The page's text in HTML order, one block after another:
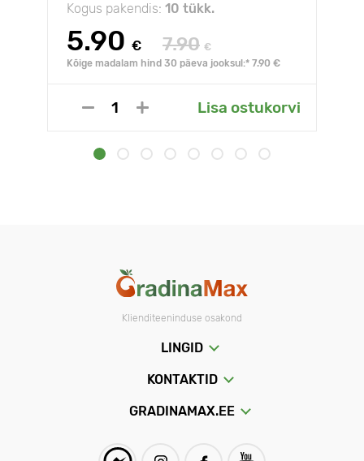
Kogus pakendis: 10 tükk.
5.90 € 7.90 €
Kõige madalam hind 30 päeva jooksul:* 7.90 €
Lisa ostukorvi
Klienditeeninduse osakond
LINGID
KONTAKTID
GRADINAMAX.EE